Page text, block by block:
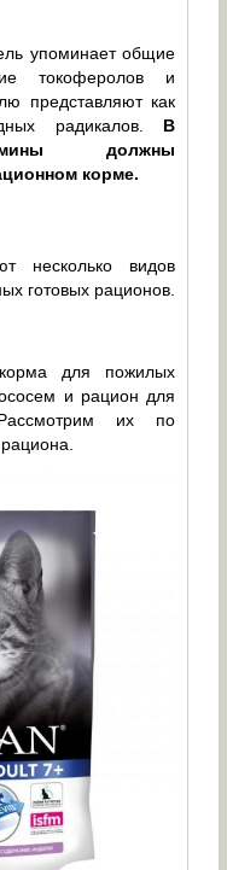
упоминает общие
токоферолов и
представляют как
радикалов. В
должны
корме.
несколько видов
готовых рационов.
для пожилых
и рацион для
Рассмотрим их по